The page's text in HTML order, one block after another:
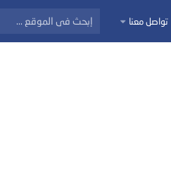
تواصل معنا